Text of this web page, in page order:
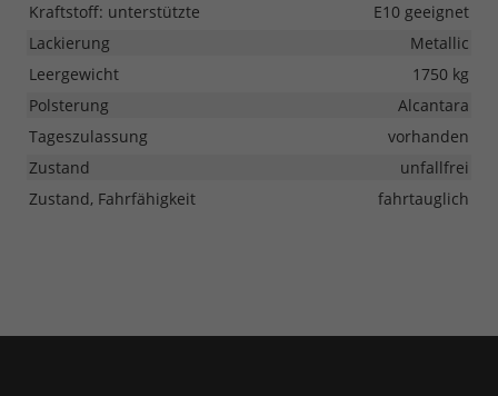
Kraftstoff: unterstützte
E10 geeignet
Lackierung
Metallic
Leergewicht
1750 kg
Polsterung
Alcantara
Tageszulassung
vorhanden
Zustand
unfallfrei
Zustand, Fahrfähigkeit
fahrtauglich